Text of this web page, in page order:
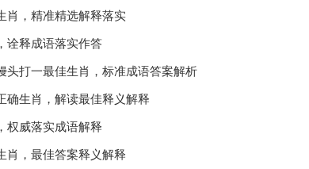
肖，精准精选解释落实
诠释成语落实作答
头打一最佳生肖，标准成语答案解析
确生肖，解读最佳释义解释
权威落实成语解释
肖，最佳答案释义解释